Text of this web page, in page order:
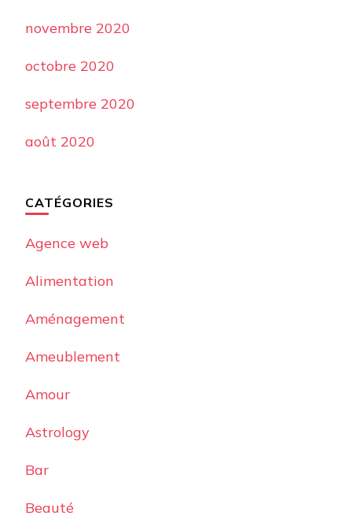
novembre 2020
octobre 2020
septembre 2020
août 2020
CATÉGORIES
Agence web
Alimentation
Aménagement
Ameublement
Amour
Astrology
Bar
Beauté